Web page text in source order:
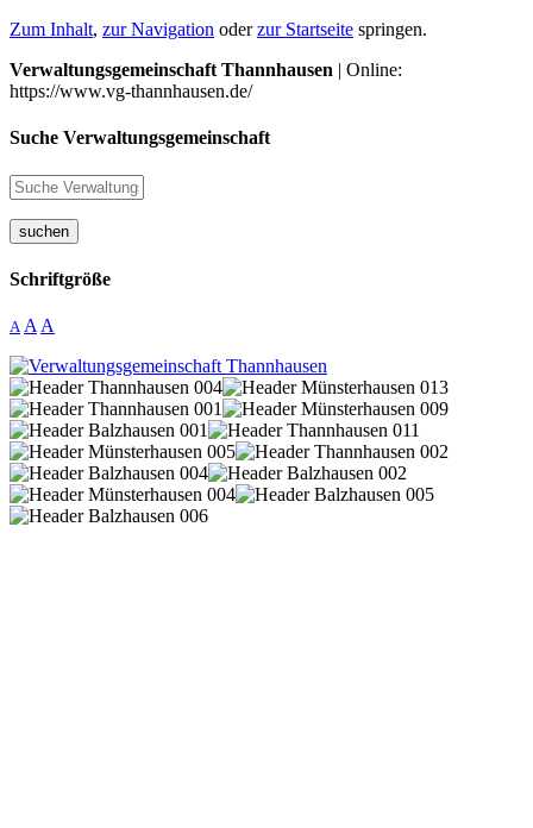
Zum Inhalt, zur Navigation oderzur Startseite springen.
Verwaltungsgemeinschaft Thannhausen | Online:
https://www.vg-thannhausen.de/
Suche Verwaltungsgemeinschaft
suchen
Schriftgröße
A A A